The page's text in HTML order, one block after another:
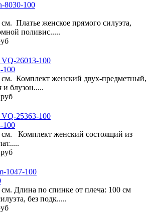
Платье женское прямого силуэта,
поливис.....
100
см. Комплект женский двух-предметный,
и блузон.....
100
см. Комплект женский состоящий из
см. Длина по спинке от плеча: 100 см
без подк.....